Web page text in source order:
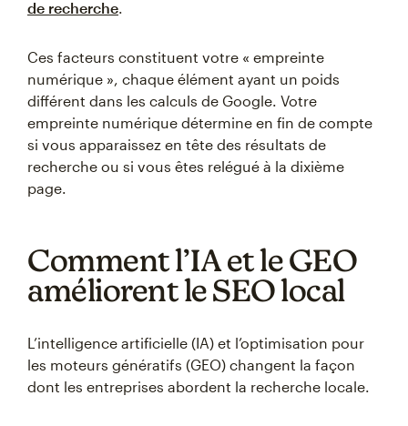
de recherche.
Ces facteurs constituent votre « empreinte
numérique », chaque élément ayant un poids
différent dans les calculs de Google. Votre
empreinte numérique détermine en fin de compte
si vous apparaissez en tête des résultats de
recherche ou si vous êtes relégué à la dixième
page.
Comment l’IA et le GEO
améliorent le SEO local
L’intelligence artificielle (IA) et l’optimisation pour
les moteurs génératifs (GEO) changent la façon
dont les entreprises abordent la recherche locale.